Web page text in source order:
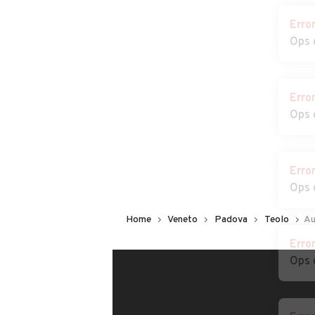
Auto usate Vo'
Home Veneto Padova Teolo
Error
Ops
Error
Ops
Error
Ops
Error
Ops